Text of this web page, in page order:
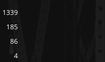
1339
185
86
4